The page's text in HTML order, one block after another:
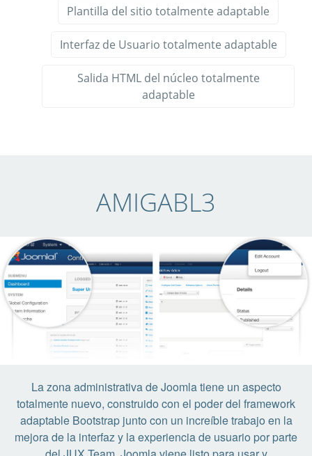
Plantilla del sitio totalmente adaptable
Interfaz de Usuario totalmente adaptable
Salida HTML del núcleo totalmente
adaptable
AMIGABL3
La zona administrativa de Joomla tiene un aspecto
totalmente nuevo, construido con el poder del framework
adaptable Bootstrap junto con un increíble trabajo en la
mejora de la interfaz y la experiencia de usuario por parte